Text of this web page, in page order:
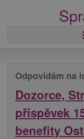
Odpovídám na
Dozorce,
příspěvek
benefity